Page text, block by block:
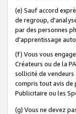
(e) Sauf accord
de regroup,
par des personnes
d’apprentissage
(f) Vous vous
Créateurs ou de la
sollicité de
compris tout avis de
Publicitaire ou les
(g) Vous ne devez